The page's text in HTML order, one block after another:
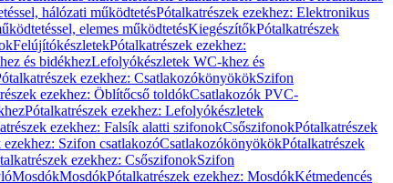
hálózati működtetésPótalkatrészek ezekhez: Elektronikus
elemes működtetésKiegészítőkPótalkatrészek
FelújítókészletekPótalkatrészek ezekhez:
és bidékhezLefolyókészletek WC-khez és
ezekhez: CsatlakozókönyökökSzifon
ezekhez: Öblítőcső toldókCsatlakozók PVC-
Pótalkatrészek ezekhez: Lefolyókészletek
ezekhez: Falsík alatti szifonokCsőszifonokPótalkatrészek
ezekhez: Szifon csatlakozóCsatlakozókönyökökPótalkatrészek
ezekhez: CsőszifonokSzifon
MosdókMosdókPótalkatrészek ezekhez: MosdókKétmedencés